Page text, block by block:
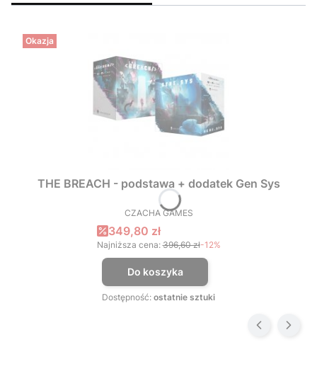
Okazja
THE BREACH - podstawa + dodatek Gen Sys
PRODUCENT
CZACHA GAMES
Cena promocyjna
349,80 zł
Najniższa cena: 396,60 zł-12%
Do koszyka
Dostępność: ostatnie sztuki